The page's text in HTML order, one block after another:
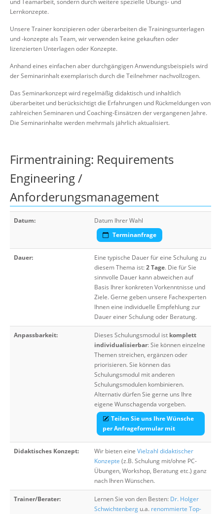
und Teamarbeit, sondern durch weitere spezielle Übungs- und
Lernkonzepte.
Unsere Trainer konzipieren oder überarbeiten die Trainingsunterlagen
und -konzepte als Team, wir verwenden keine gekauften oder
lizenzierten Unterlagen oder Konzepte.
Anhand eines einfachen aber durchgängigen Anwendungsbeispiels wird
der Seminarinhalt exemplarisch durch die Teilnehmer nachvollzogen.
Das Seminarkonzept wird regelmäßig didaktisch und inhaltlich
überarbeitet und berücksichtigt die Erfahrungen und Rückmeldungen von
zahlreichen Seminaren und Coaching-Einsätzen der vergangenen Jahre.
Die Seminarinhalte werden mehrmals jährlich aktualisiert.
Firmentraining: Requirements
Engineering /
Anforderungsmanagement
Datum:
Datum Ihrer Wahl
Terminanfrage
Dauer:
Eine typische Dauer für eine Schulung zu
diesem Thema ist:2 Tage. Die für Sie
sinnvolle Dauer kann abweichen auf
Basis Ihrer konkreten Vorkenntnisse und
Ziele. Gerne geben unsere Fachexperten
Ihnen eine individuelle Empfehlung zur
Dauer einer Schulung oder Beratung.
Anpassbarkeit: Dieses Schulungsmodul ist komplett
individualisierbar: Sie können einzelne
Themen streichen, ergänzen oder
priorisieren. Sie können das
Schulungsmodul mit anderen
Schulungsmodulen kombinieren.
Alternativ dürfen Sie gerne uns Ihre
eigene Wunschagenda vorgeben.
Teilen Sie uns Ihre Wünsche
per Anfrageformular mit
Didaktisches Konzept: Wir bieten eine Vielzahl didaktischer
Konzepte (z.B. Schulung mit/ohne PC-
Übungen, Workshop, Beratung etc.) ganz
nach Ihren Wünschen.
Trainer/Berater: Lernen Sie von den Besten: Dr. Holger
Schwichtenberg u.a. renommierte Top-